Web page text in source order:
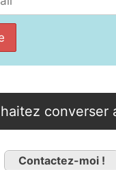
converser
Contactez-moi !